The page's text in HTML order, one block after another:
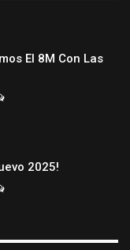
El 8M Con Las
2025!